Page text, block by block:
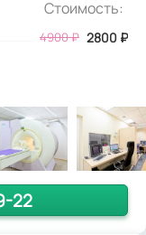
Стоимость:
4900₽ 2800 ₽
22